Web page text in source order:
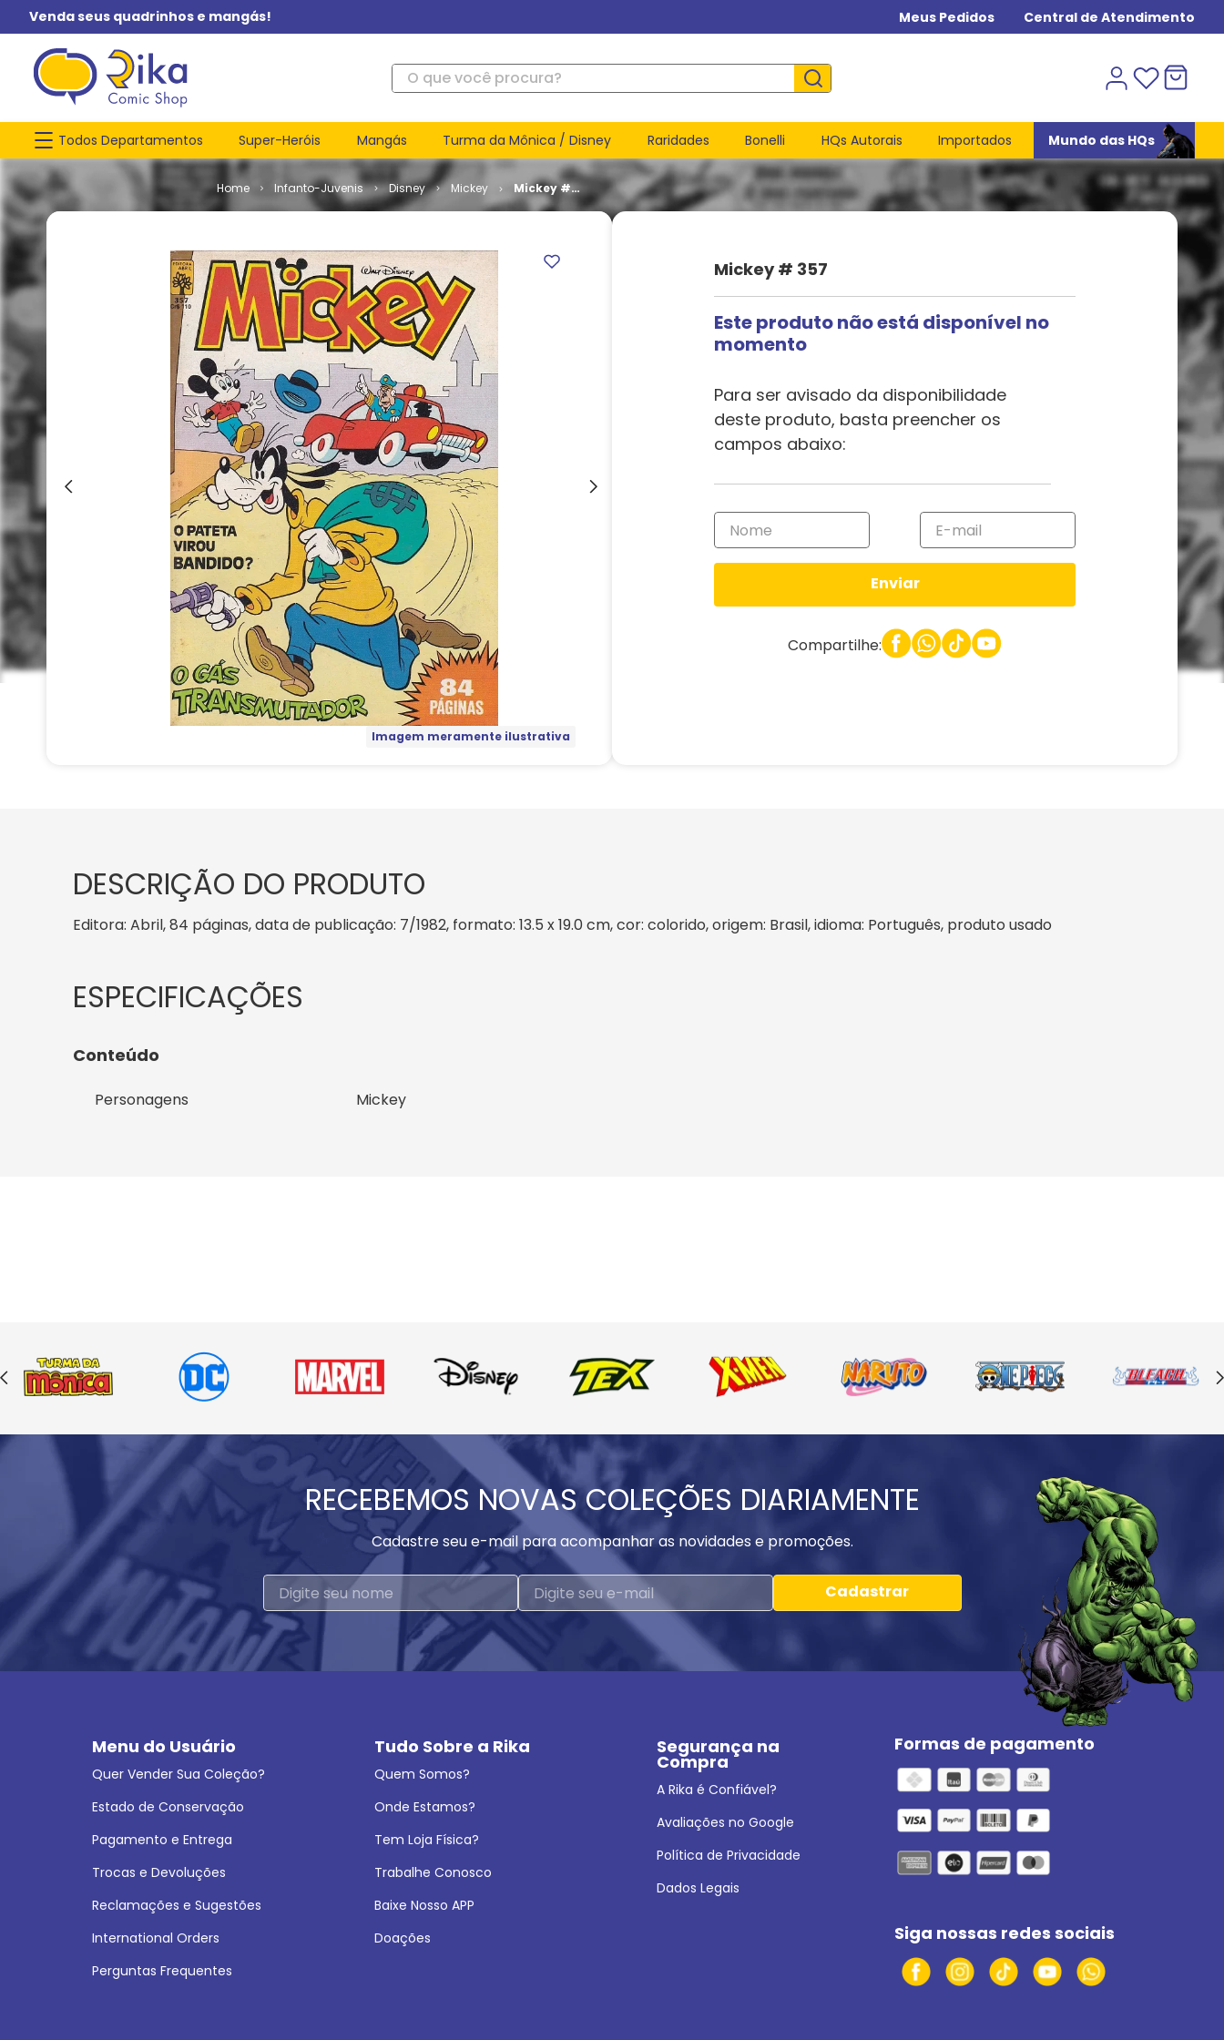
Venda seus quadrinhos e mangás! Meus Pedidos Central de Atendimento
O que você procura?
Todos Departamentos Super-Heróis Mangás Turma da Mônica / Disney Raridades Bonelli HQs Autorais Importados Mundo das HQs
Infanto-Juvenis Disney Mickey
Mickey #
357
Imagem meramente ilustrativa
Mickey # 357
Este produto não está disponível no
momento
Para ser avisado da disponibilidade
deste produto, basta preencher os
campos abaixo:
Enviar
Compartilhe:
DESCRIÇÃO DO PRODUTO
Editora: Abril, 84 páginas, data de publicação: 7/1982, formato: 13.5 x 19.0 cm, cor: colorido, origem: Brasil, idioma: Português, produto usado
Conteúdo
Personagens Mickey
RECEBEMOS NOVAS COLEÇÕES DIARIAMENTE
Cadastre seu e-mail para acompanhar as novidades e promoções.
Cadastrar
Menu do Usuário
Quer Vender Sua Coleção?
Estado de Conservação
Pagamento e Entrega
Trocas e Devoluções
Reclamações e Sugestões
International Orders
Perguntas Frequentes
Tudo Sobre a Rika
Quem Somos?
Onde Estamos?
Tem Loja Física?
Trabalhe Conosco
Baixe Nosso APP
Doações
Segurança na
Compra
A Rika é Confiável?
Avaliações no Google
Política de Privacidade
Dados Legais
Formas de pagamento
Siga nossas redes sociais